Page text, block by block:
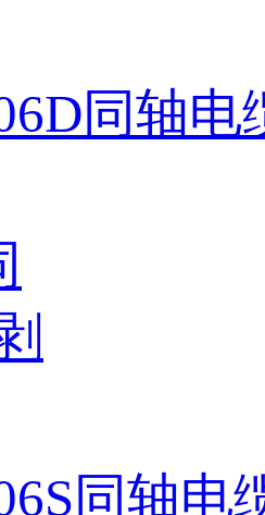
同轴
同轴电